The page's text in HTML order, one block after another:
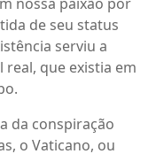
de seu status
serviu a
que existia em
da conspiração
o Vaticano, ou